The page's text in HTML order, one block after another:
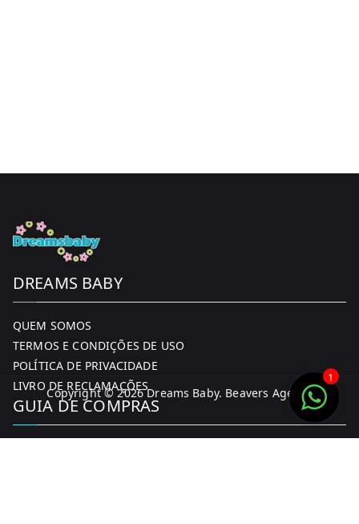
DREAMS BABY
QUEM SOMOS
TERMOS E CONDIÇÕES DE USO
POLÍTICA DE PRIVACIDADE
LIVRO DE RECLAMAÇÕES
GUIA DE COMPRAS
Copyright © 2026Dreams Baby. Beavers Agency
1